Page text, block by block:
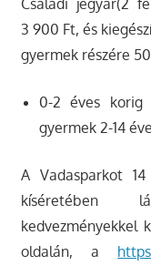
3 900 Ft, és
gyermek részére
0-2 éves korig
gyermek 2-14
A Vadasparkot
kíséretében
kedvezményekkel
oldalán, a